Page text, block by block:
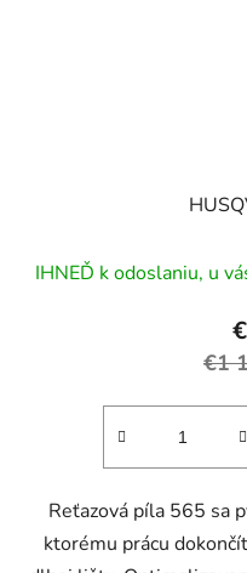
IHNEĎ k odoslaniu, u
€1
Reťazová píla 565 sa
ktorému prácu